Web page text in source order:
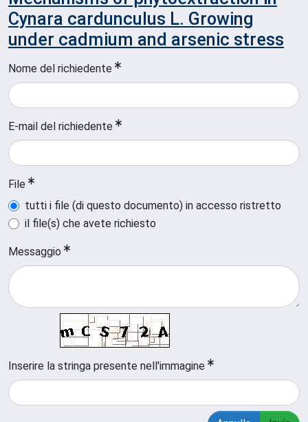
Cynara cardunculus L. Growing
under cadmium and arsenic stress
Nome del richiedente
E-mail del richiedente
File
tutti i file (di questo documento) in accesso ristretto
il file(s) che avete richiesto
Messaggio
Inserire la stringa presente nell'immagine